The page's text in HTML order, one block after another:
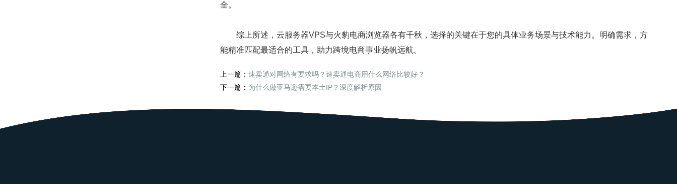
全。
综上所述，云服务器VPS与火豹电商浏览器各有千秋，选择的关键在于您的具体业务场景与技术能力。明确需求，方
能精准匹配最适合的工具，助力跨境电商事业扬帆远航。
上一篇： 速卖通对网络有要求吗？速卖通电商用什么网络比较好？
下一篇： 为什么做亚马逊需要本土IP？深度解析原因